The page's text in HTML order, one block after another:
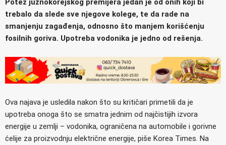
Potez južnokorejskog premijera jedan je od onih koji bi
trebalo da slede sve njegove kolege, te da rade na
smanjenju zagađenja, odnosno što manjem korišćenju
fosilnih goriva. Upotreba vodonika je jedno od rešenja.
Ova najava je usledila nakon što su kritičari primetili da je
upotreba onoga što se smatra jednim od najčistijih izvora
energije u zemlji – vodonika, ograničena na automobile i gorivne
ćelije za proizvodnju električne energije, piše Korea Times. Na